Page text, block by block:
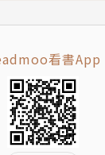
看書App